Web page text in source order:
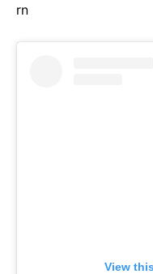
rn
View